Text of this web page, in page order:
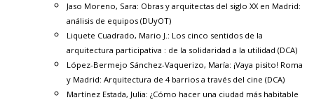
Jaso Moreno, Sara: Obras y arquitectas del siglo XX en Madrid:
análisis de equipos (DUyOT)
Liquete Cuadrado, Mario J.: Los cinco sentidos de la
arquitectura participativa : de la solidaridad a la utilidad (DCA)
López-Bermejo Sánchez-Vaquerizo, María: ¡Vaya pisito! Roma
y Madrid: Arquitectura de 4 barrios a través del cine (DCA)
Martínez Estada, Julia: ¿Cómo hacer una ciudad más habitable